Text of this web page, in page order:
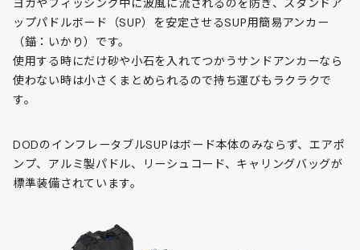
ヨガやフィッシング中に波風に流されるのを防ぎ、スタンドア
ップパドルボード（SUP）を安定させるSUP用簡易アンカー
（錨：いかり）です。
使用する時にだけ砂や小石を入れてつかうサンドアンカーなら
使わない時は小さくまとめられるので持ち運びもラクラクで
す。
DODのインフレータブルSUPはボード本体のみならず、エアポ
ンプ、アルミ製パドル、リーシュコード、キャリングバッグが
標準装備されています。